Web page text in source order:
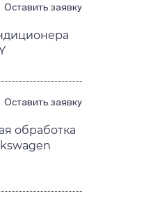
Оставить заявку
Оставить заявку
обработка